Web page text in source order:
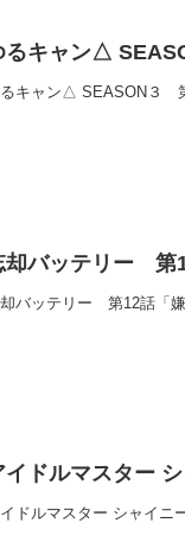
るキャン△
キャン△ SEASON３
却バッテリー 第
バッテリー 第12話「
イドルマスター
ドルマスター シャイニ